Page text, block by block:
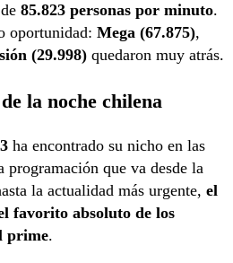
85.823 personas por minuto.
oportunidad: Mega (67.875),
(29.998) quedaron muy atrás.
la noche chilena
ha encontrado su nicho en las
programación que va desde la
la actualidad más urgente, el
favorito absoluto de los
prime.